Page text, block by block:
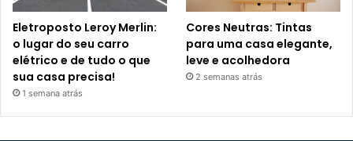
Eletroposto Leroy Merlin:
o lugar do seu carro
elétrico e de tudo o que
sua casa precisa!
1 semana atrás
Cores Neutras: Tintas
para uma casa elegante,
leve e acolhedora
2 semanas atrás